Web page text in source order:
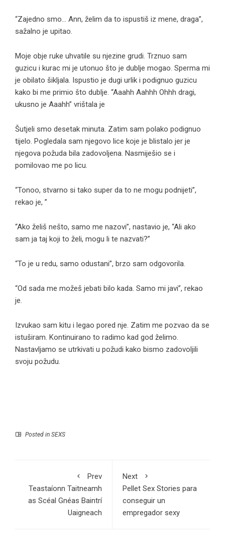
“Zajedno smo… Ann, želim da to ispustiš iz mene, draga”,
sažalno je upitao.
Moje obje ruke uhvatile su njezine grudi. Trznuo sam
guzicu i kurac mi je utonuo što je dublje mogao. Sperma mi
je obilato šikljala. Ispustio je dugi urlik i podignuo guzicu
kako bi me primio što dublje. “Aaahh Aahhh Ohhh dragi,
ukusno je Aaahh” vrištala je
Šutjeli smo desetak minuta. Zatim sam polako podignuo
tijelo. Pogledala sam njegovo lice koje je blistalo jer je
njegova požuda bila zadovoljena. Nasmiješio se i
pomilovao me po licu.
“Tonoo, stvarno si tako super da to ne mogu podnijeti”,
rekao je, ”
“Ako želiš nešto, samo me nazovi”, nastavio je, “Ali ako
sam ja taj koji to želi, mogu li te nazvati?”
“To je u redu, samo odustani”, brzo sam odgovorila.
“Od sada me možeš jebati bilo kada. Samo mi javi”, rekao
je.
Izvukao sam kitu i legao pored nje. Zatim me pozvao da se
istuširam. Kontinuirano to radimo kad god želimo.
Nastavljamo se utrkivati ​​u požudi kako bismo zadovoljili
svoju požudu.
Posted in SEXS
Prev
Teastaíonn Taitneamh
as Scéal Gnéas Baintrí
Uaigneach
Next
Pellet Sex Stories para
conseguir un
empregador sexy